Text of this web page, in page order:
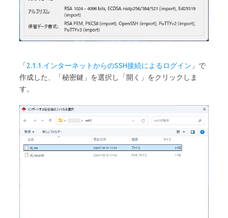
「2.1.1.インターネットからのSSH接続によるログイン 」で
作成した、「秘密鍵」を選択し「開く」をクリックしま
す。